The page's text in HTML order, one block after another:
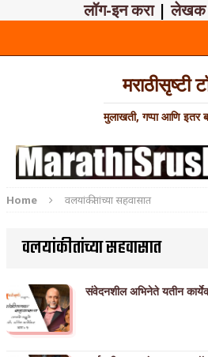
लॉग-इन करा|लेखक
मराठीसृष्टी
मुलाखती, गप्पा आणि इतर
Home वलयांकीतांच्या सहवासात
वलयांकीतांच्या सहवासात
संवेदनशील अभिनेते यतीन